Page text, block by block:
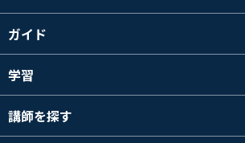
ガイド
学習
講師を探す